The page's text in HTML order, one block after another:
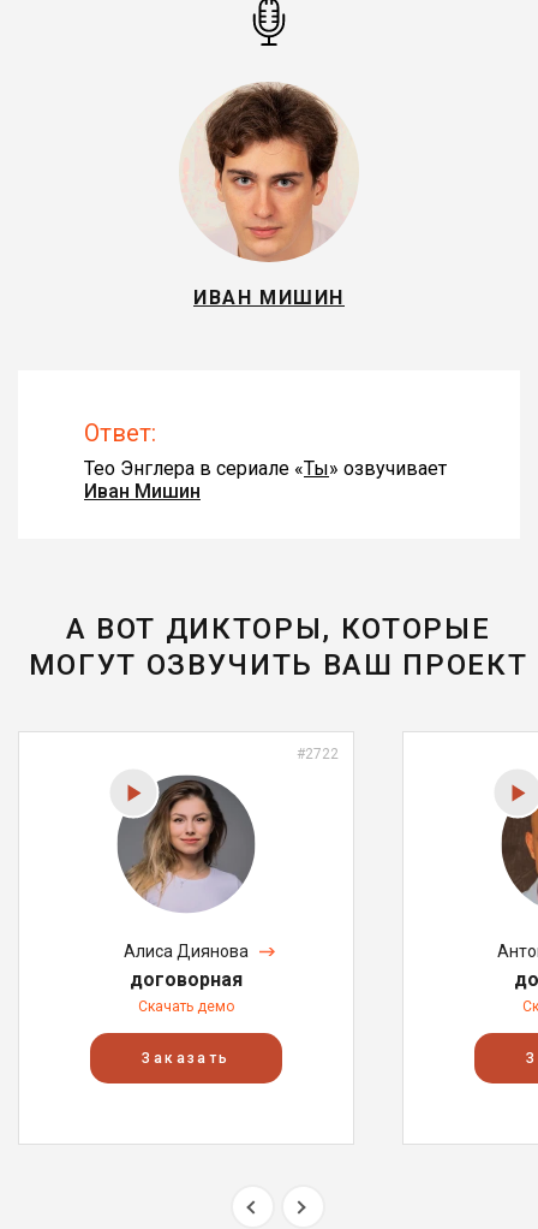
ИВАН МИШИН
Ответ:
Тео Энглера в сериале «Ты» озвучивает
Иван Мишин
А ВОТ ДИКТОРЫ, КОТОРЫЕ
МОГУТ ОЗВУЧИТЬ ВАШ ПРОЕКТ
#2722
Алиса Диянова
договорная
Скачать демо
Заказать